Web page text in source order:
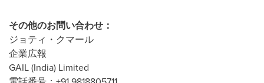
その他のお問い合わせ：
ジョティ・クマール
企業広報
GAIL (India) Limited